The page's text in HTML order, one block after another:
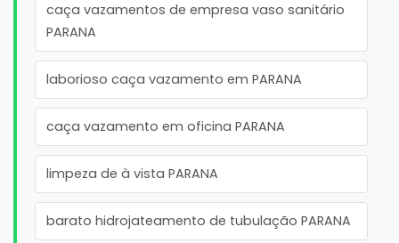
caça vazamentos de empresa vaso sanitário
PARANA
laborioso caça vazamento em PARANA
caça vazamento em oficina PARANA
limpeza de à vista PARANA
barato hidrojateamento de tubulação PARANA